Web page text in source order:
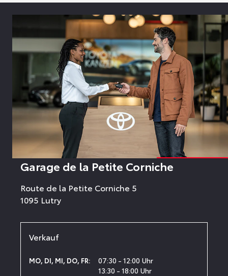
Garage de la Petite Corniche
Route de la Petite Corniche 5
1095 Lutry
Verkauf
MO, DI, MI, DO, FR:
07:30 - 12:00 Uhr
13:30 - 18:00 Uhr